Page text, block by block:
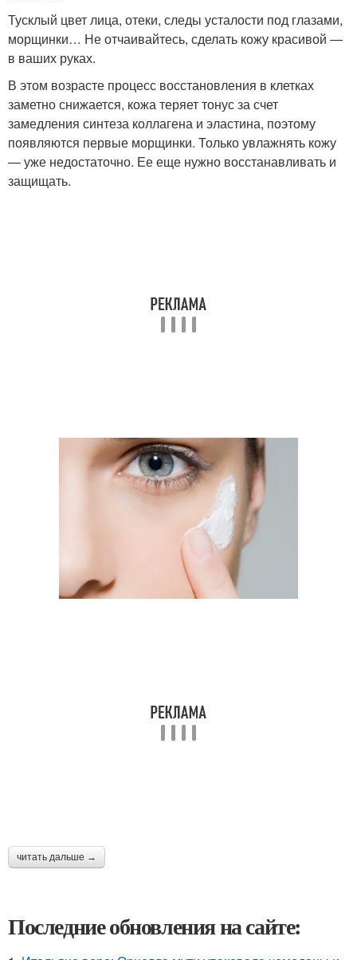
Тусклый цвет лица, отеки, следы усталости под глазами,
морщинки… Не отчаивайтесь, сделать кожу красивой —
в ваших руках.
В этом возрасте процесс восстановления в клетках
заметно снижается, кожа теряет тонус за счет
замедления синтеза коллагена и эластина, поэтому
появляются первые морщинки. Только увлажнять кожу
— уже недостаточно. Ее еще нужно восстанавливать и
защищать.
читать дальше →
Последние обновления на сайте: